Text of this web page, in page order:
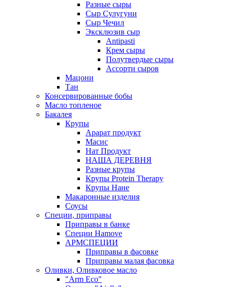
Разные сыры
Сыр Сулугуни
Сыр Чечил
Эксклюзив сыр
Antipasti
Крем сыры
Полутвердые сыры
Ассорти сыров
Мацони
Тан
Консервированные бобы
Масло топленое
Бакалея
Крупы
Арарат продукт
Масис
Нат Продукт
НАША ДЕРЕВНЯ
Разные крупы
Крупы Protein Therapy
Крупы Нане
Макаронные изделия
Соусы
Специи, приправы
Приправы в банке
Специи Hamove
АРМСПЕЦИИ
Приправы в фасовке
Приправы малая фасовка
Оливки, Оливковое масло
"Arm Eco"